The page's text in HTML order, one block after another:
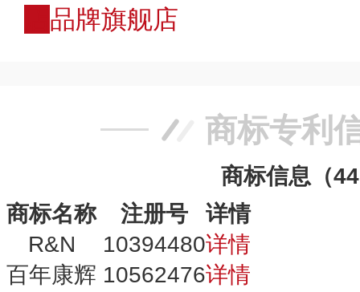
品牌旗舰店
商标专利
商标信息（
商标名称
注册号
详情
R&N
10394480详情
百年康辉 10562476详情